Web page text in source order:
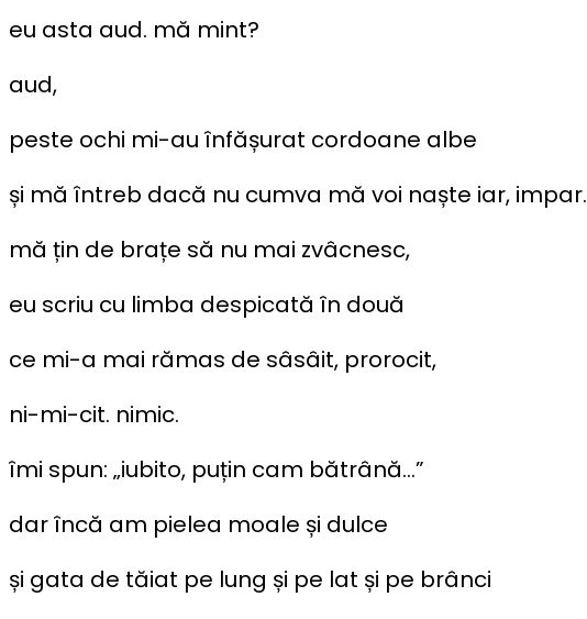
eu asta aud. mă mint?
aud,
peste ochi mi-au înfășurat cordoane albe
și mă întreb dacă nu cumva mă voi naște iar, impar.
mă țin de brațe să nu mai zvâcnesc,
eu scriu cu limba despicată în două
ce mi-a mai rămas de sâsâit, prorocit,
ni-mi-cit. nimic.
îmi spun: „iubito, puțin cam bătrână…”
dar încă am pielea moale și dulce
și gata de tăiat pe lung și pe lat și pe brânci